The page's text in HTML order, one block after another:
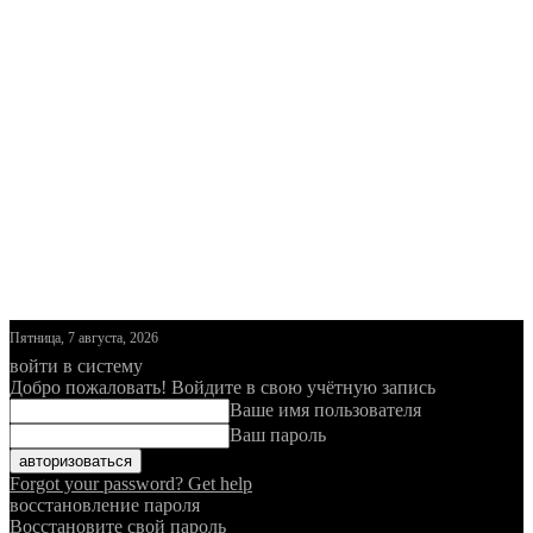
Пятница, 7 августа, 2026
войти в систему
Добро пожаловать! Войдите в свою учётную запись
Ваше имя пользователя
Ваш пароль
Forgot your password? Get help
восстановление пароля
Восстановите свой пароль